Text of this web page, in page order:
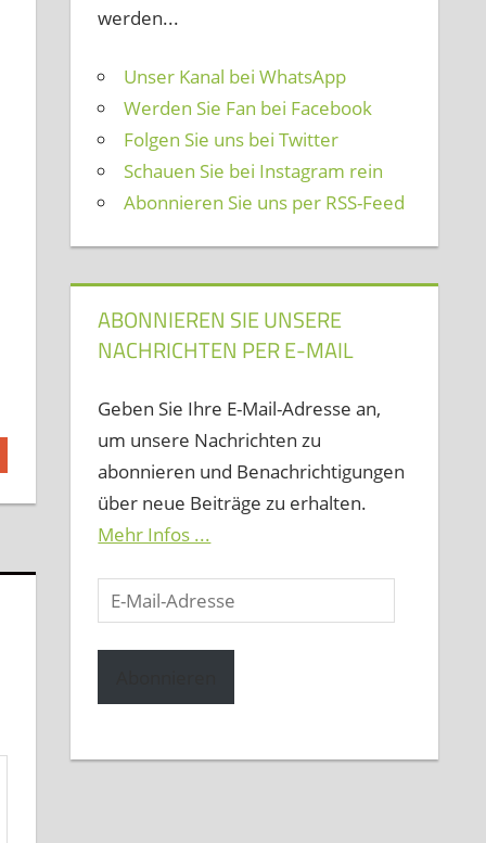
werden...
Unser Kanal bei WhatsApp
Werden Sie Fan bei Facebook
Folgen Sie uns bei Twitter
Schauen Sie bei Instagram rein
Abonnieren Sie uns per RSS-Feed
ABONNIEREN SIE UNSERE
NACHRICHTEN PER E-MAIL
Geben Sie Ihre E-Mail-Adresse an,
um unsere Nachrichten zu
abonnieren und Benachrichtigungen
über neue Beiträge zu erhalten.
Mehr Infos ...
E-
Mail-
Adresse